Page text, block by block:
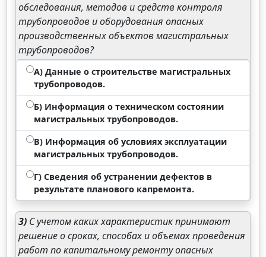
обследования, методов и средств контроля
трубопроводов и оборудования опасных
производственных объектов магистральных
трубопроводов?
А) Данные о строительстве магистральных
трубопроводов.
Б) Информация о техническом состоянии
магистральных трубопроводов.
В) Информация об условиях эксплуатации
магистральных трубопроводов.
Г) Сведения об устранении дефектов в
результате планового капремонта.
3) С учетом каких характеристик принимают
решение о сроках, способах и объемах проведения
работ по капитальному ремонту опасных